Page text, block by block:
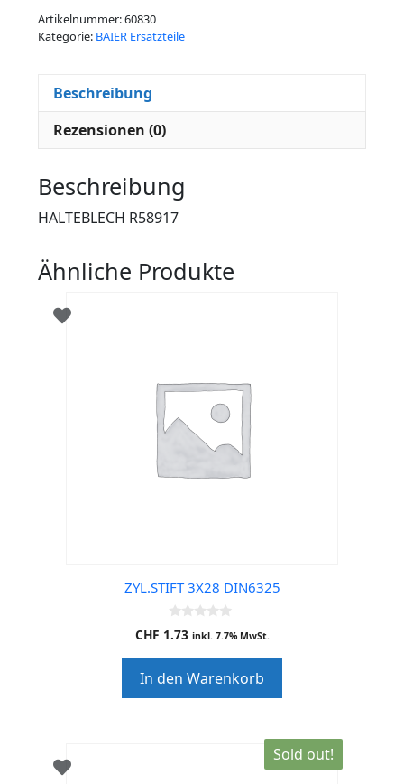
Artikelnummer:60830
Kategorie: BAIER Ersatzteile
Beschreibung
Rezensionen (0)
Beschreibung
HALTEBLECH R58917
Ähnliche Produkte
ZYL.STIFT 3X28 DIN6325
0
o
o
f
5
CHF 1.73 inkl. 7.7% MwSt.
In den Warenkorb
Sold out!